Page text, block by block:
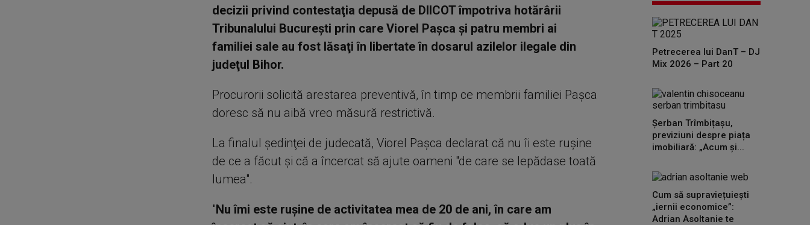
decizii privind contestaţia depusă de DIICOT împotriva hotărârii
Tribunalului Bucureşti prin care Viorel Paşca şi patru membri ai
familiei sale au fost lăsaţi în libertate în dosarul azilelor ilegale din
judeţul Bihor.
Procurorii solicită arestarea preventivă, în timp ce membrii familiei Paşca
doresc să nu aibă vreo măsură restrictivă.
La finalul şedinţei de judecată, Viorel Paşca declarat că nu îi este ruşine
de ce a făcut şi că a încercat să ajute oameni "de care se lepădase toată
lumea".
"Nu îmi este ruşine de activitatea mea de 20 de ani, în care am
Petrecerea lui DanT – DJ
Mix 2026 – Part 20
Șerban Trîmbițașu,
previziuni despre piața
imobiliară: „Acum și...
Cum să supraviețuiești
„iernii economice”:
Adrian Asoltanie te